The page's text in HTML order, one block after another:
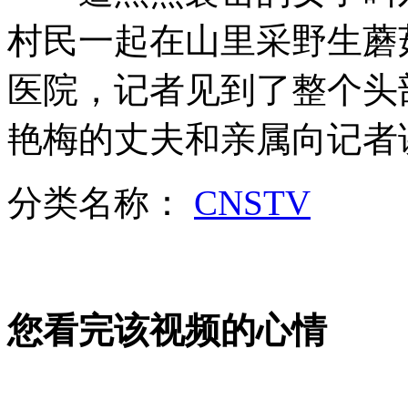
模仿中国好声音 老师背身选班长
山西运城恶犬咬伤多人 警民合力深夜将其击毙
女孩北京地铁殴打老人 痛下狠手拳打脚踢
外交部：反对强权政治霸凌主义
村民一起在山里采野生
医院，记者见到了整个
艳梅的丈夫和亲属向记
分类名称： CNSTV
您看完该视频的心情